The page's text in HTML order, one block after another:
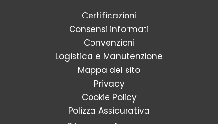
Certificazioni
Consensi informati
Convenzioni
Logistica e Manutenzione
Mappa del sito
Privacy
Cookie Policy
Polizza Assicurativa